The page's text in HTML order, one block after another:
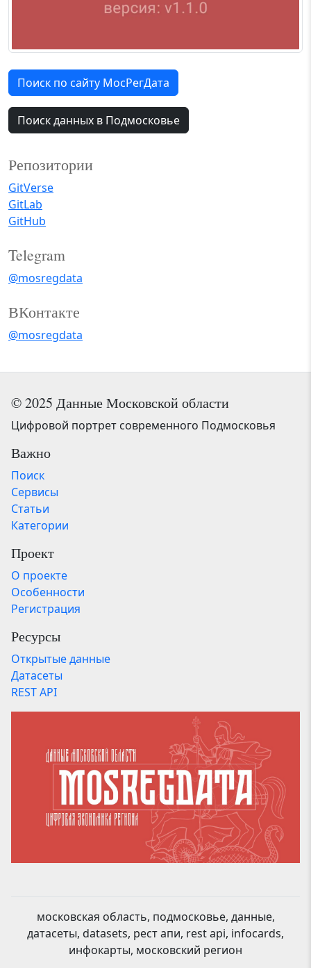
Поиск по сайту МосРегДата
Поиск данных в Подмосковье
Репозитории
GitVerse
GitLab
GitHub
Telegram
@mosregdata
ВКонтакте
@mosregdata
© 2025 Данные Московской области
Цифровой портрет современного Подмосковья
Важно
Поиск
Сервисы
Статьи
Категории
Проект
О проекте
Особенности
Регистрация
Ресурсы
Открытые данные
Датасеты
REST API
московская область, подмосковье, данные,
датасеты, datasets, рест апи, rest api, infocards,
инфокарты, московский регион